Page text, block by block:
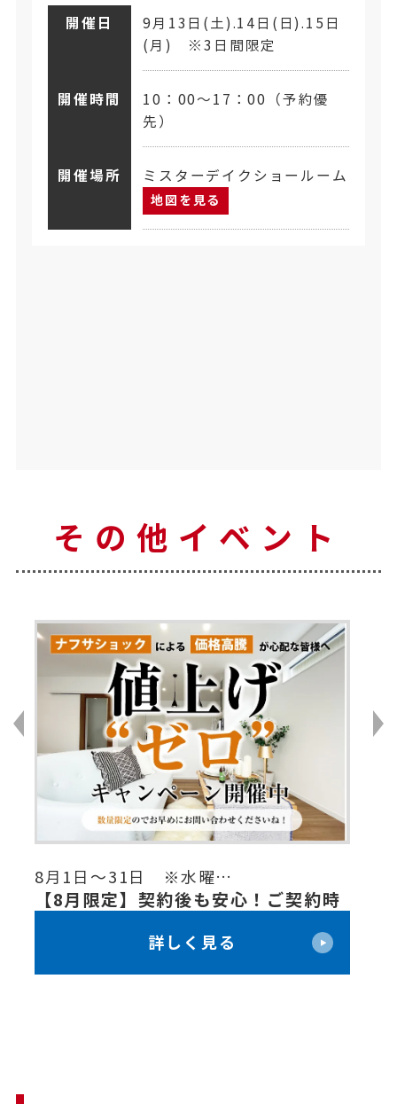
開催日
9月13日(土).14日(日).15日
(月) ※3日間限定
開催時間
10：00～17：00（予約優
先）
開催場所 ミスターデイクショールーム
地図を見る
その他イベント
8月1日～31日 ※水曜…
【8月限定】契約後も安心！ご契約時
詳しく見る